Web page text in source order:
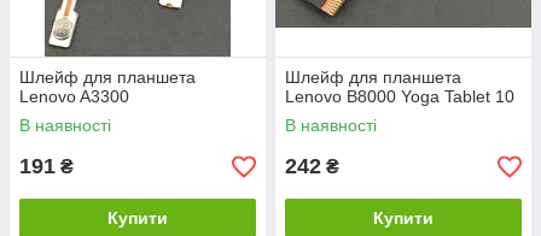
Шлейф для планшета
Lenovo A3300
В наявності
191 ₴
Купити
Шлейф для планшета
Lenovo B8000 Yoga Tablet 10
В наявності
242 ₴
Купити